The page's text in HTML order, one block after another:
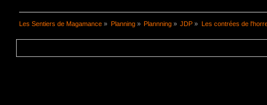
Les Sentiers de Magamance » Planning» Plannning» JDP » Les contrées de